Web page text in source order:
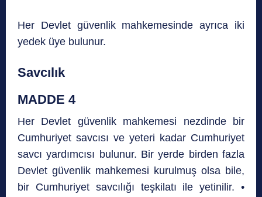
Her Devlet güvenlik mahkemesinde ayrıca iki
yedek üye bulunur.
Savcılık
MADDE 4
Her Devlet güvenlik mahkemesi nezdinde bir
Cumhuriyet savcısı ve yeteri kadar Cumhuriyet
savcı yardımcısı bulunur. Bir yerde birden fazla
Devlet güvenlik mahkemesi kurulmuş olsa bile,
bir Cumhuriyet savcılığı teşkilatı ile yetinilir. •